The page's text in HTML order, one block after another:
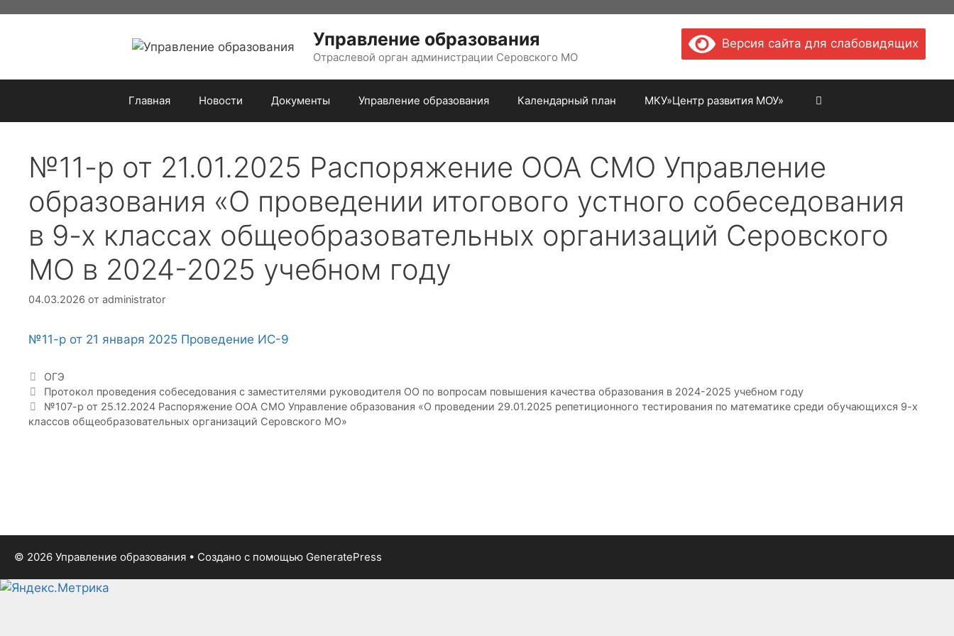
Версия сайта для слабовидящих
Управление образования
Отраслевой орган администрации Серовского МО
Главная Новости Документы Управление образования Календарный план МКУ»Центр развития МОУ»
№11-р от 21.01.2025 Распоряжение ООА СМО Управление
образования «О проведении итогового устного собеседования
в 9-х классах общеобразовательных организаций Серовского
МО в 2024-2025 учебном году
04.03.2026 от administrator
№11-р от 21 января 2025 Проведение ИС-9
Рубрики
ОГЭ
Протокол проведения собеседования с заместителями руководителя ОО по вопросам повышения качества образования в 2024-2025 учебном году
№107-р от 25.12.2024 Распоряжение ООА СМО Управление образования «О проведении 29.01.2025 репетиционного тестирования по математике среди обучающихся 9-х
классов общеобразовательных организаций Серовского МО»
© 2026 Управление образования • Создано с помощью GeneratePress